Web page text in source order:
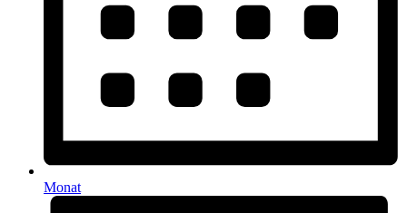
Monat